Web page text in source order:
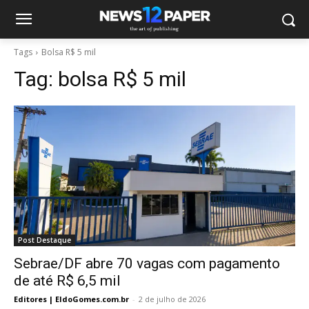
Tags Bolsa R$ 5 mil
Tag: bolsa R$ 5 mil
Post Destaque
Sebrae/DF abre 70 vagas com pagamento
de até R$ 6,5 mil
Editores | EldoGomes.com.br - 2 de julho de 2026